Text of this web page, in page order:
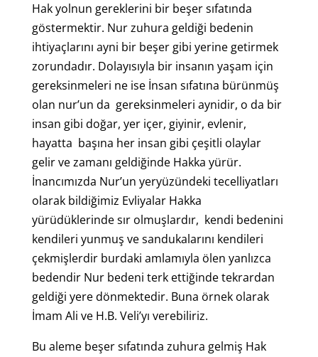
Hak yolnun gereklerini bir beşer sıfatında
göstermektir. Nur zuhura geldiği bedenin
ihtiyaçlarını ayni bir beşer gibi yerine getirmek
zorundadır. Dolayısıyla bir insanın yaşam için
gereksinmeleri ne ise İnsan sıfatına bürünmüş
olan nur’un da gereksinmeleri aynidir, o da bir
insan gibi doğar, yer içer, giyinir, evlenir,
hayatta başına her insan gibi çeşitli olaylar
gelir ve zamanı geldiğinde Hakka yürür.
İnancımızda Nur’un yeryüzündeki tecelliyatları
olarak bildiğimiz Evliyalar Hakka
yürüdüklerinde sır olmuşlardır, kendi bedenini
kendileri yunmuş ve sandukalarını kendileri
çekmişlerdir burdaki amlamıyla ölen yanlızca
bedendir Nur bedeni terk ettiğinde tekrardan
geldiği yere dönmektedir. Buna örnek olarak
İmam Ali ve H.B. Veli’yı verebiliriz.
Bu aleme beşer sıfatında zuhura gelmiş Hak